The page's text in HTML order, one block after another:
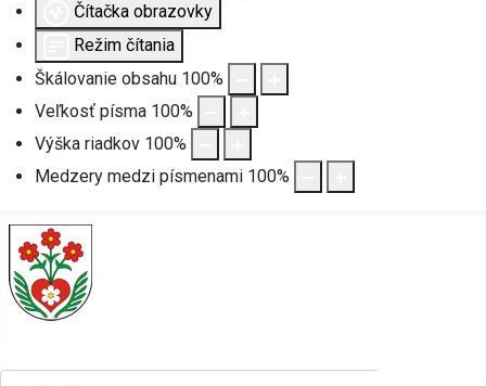
Čítačka obrazovky
Režim čítania
Škálovanie obsahu 100%
Veľkosť písma 100%
Výška riadkov 100%
Medzery medzi písmenami 100%